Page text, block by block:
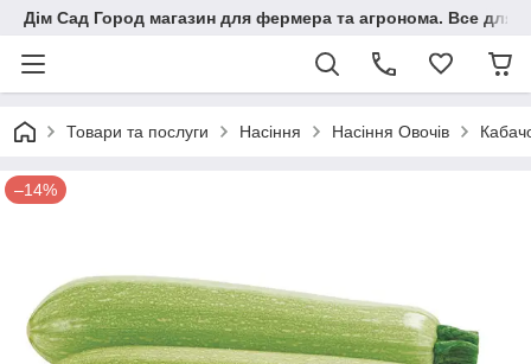
Дім Сад Город магазин для фермера та агронома. Все для
Товари та послуги Насіння Насіння Овочів
–14%